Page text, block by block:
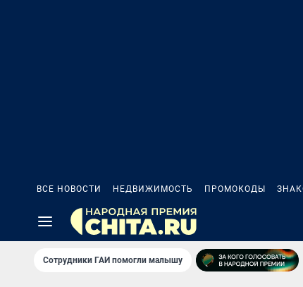
ВСЕ НОВОСТИ НЕДВИЖИМОСТЬ ПРОМОКОДЫ
Сотрудники ГАИ помогли малышу